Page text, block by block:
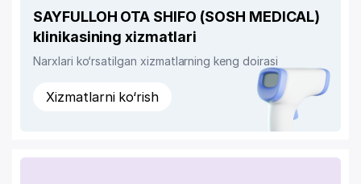
SAYFULLOH OTA SHIFO (SOSH MEDICAL)
klinikasining xizmatlari
Narxlari ko‘rsatilgan xizmatlarning keng doirasi
Xizmatlarni ko‘rish